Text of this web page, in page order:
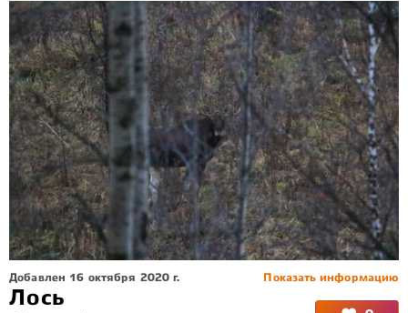
Показать информацию
Добавлен 16 октября 2020 г.
Лось